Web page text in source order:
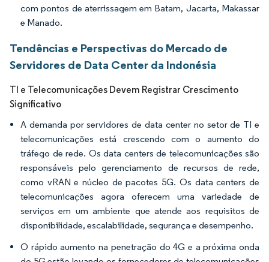
com pontos de aterrissagem em Batam, Jacarta, Makassar
e Manado.
Tendências e Perspectivas do Mercado de
Servidores de Data Center da Indonésia
TI e Telecomunicações Devem Registrar Crescimento
Significativo
A demanda por servidores de data center no setor de TI e
telecomunicações está crescendo com o aumento do
tráfego de rede. Os data centers de telecomunicações são
responsáveis pelo gerenciamento de recursos de rede,
como vRAN e núcleo de pacotes 5G. Os data centers de
telecomunicações agora oferecem uma variedade de
serviços em um ambiente que atende aos requisitos de
disponibilidade, escalabilidade, segurança e desempenho.
O rápido aumento na penetração do 4G e a próxima onda